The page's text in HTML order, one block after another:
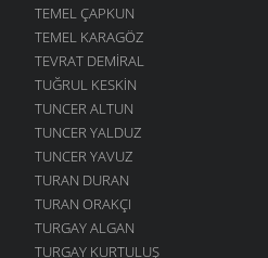
TEMEL ÇAPKUN
TEMEL KARAGÖZ
TEVRAT DEMIRAL
TUĞRUL KESKIN
TUNCER ALTUN
TUNCER YALDUZ
TUNCER YAVUZ
TURAN DURAN
TURAN ORAKÇI
TURGAY ALGAN
TURGAY KURTULUŞ